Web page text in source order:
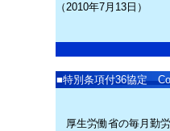
（2010年7月13日）
■特別条項付36協定
厚生労働省の毎月勤